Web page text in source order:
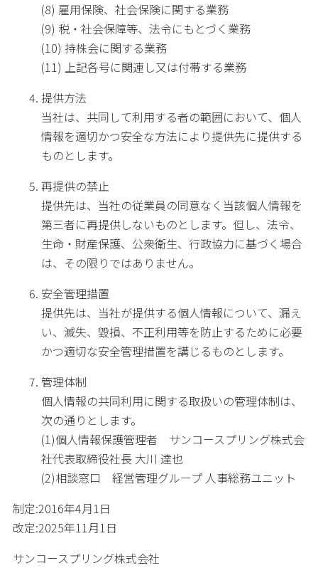
(8) 雇用保険、社会保険に関する業務
(9) 税・社会保障等、法令にもとづく業務
(10) 持株会に関する業務
(11) 上記各号に関連し又は付帯する業務
提供方法
当社は、共同して利用する者の範囲において、個人
情報を適切かつ安全な方法により提供先に提供する
ものとします。
再提供の禁止
提供先は、当社の従業員の同意なく当該個人情報を
第三者に再提供しないものとします。但し、法令、
生命・財産保護、公衆衛生、行政協力に基づく場合
は、その限りではありません。
安全管理措置
提供先は、当社が提供する個人情報について、漏え
い、滅失、毀損、不正利用等を防止するために必要
かつ適切な安全管理措置を講じるものとします。
管理体制
個人情報の共同利用に関する取扱いの管理体制は、
次の通りとします。
(1)個人情報保護管理者 サンコースプリング株式会
社代表取締役社長 大川 達也
(2)相談窓口 経営管理グループ 人事総務ユニット
制定:2016年4月1日
改定:2025年11月1日
サンコースプリング株式会社